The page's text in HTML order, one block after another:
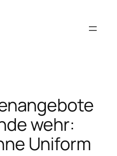
wehr:
Uniform